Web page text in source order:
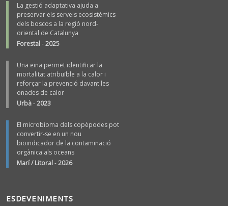
La gestió adaptativa ajuda a
preservar els serveis ecosistèmics
dels boscos a la regió nord-
oriental de Catalunya
Forestal-2025
Una eina permet identificar la
mortalitat atribuïble a la calor i
reforçar la prevenció davant les
onades de calor
Urbà-2023
El microbioma dels copèpodes pot
convertir-se en un nou
bioindicador de la contaminació
orgànica als oceans
Marí / Litoral-2026
ESDEVENIMENTS